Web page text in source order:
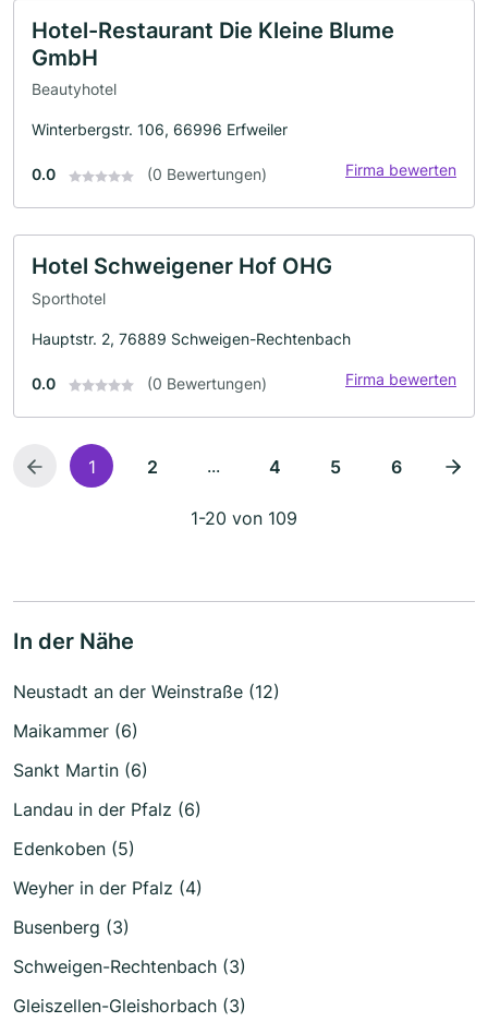
Hotel-Restaurant Die Kleine Blume
GmbH
Beautyhotel
Winterbergstr. 106, 66996 Erfweiler
0.0 (0 Bewertungen) Firma bewerten
Hotel Schweigener Hof OHG
Sporthotel
Hauptstr. 2, 76889 Schweigen-Rechtenbach
0.0 (0 Bewertungen) Firma bewerten
1 2 ... 4 5 6
1-20 von 109
In der Nähe
Neustadt an der Weinstraße (12)
Maikammer (6)
Sankt Martin (6)
Landau in der Pfalz (6)
Edenkoben (5)
Weyher in der Pfalz (4)
Busenberg (3)
Schweigen-Rechtenbach (3)
Gleiszellen-Gleishorbach (3)